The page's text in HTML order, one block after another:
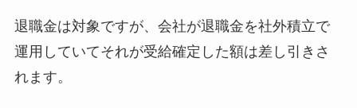
退職金は対象ですが、会社が退職金を社外積立で
運用していてそれが受給確定した額は差し引きさ
れます。